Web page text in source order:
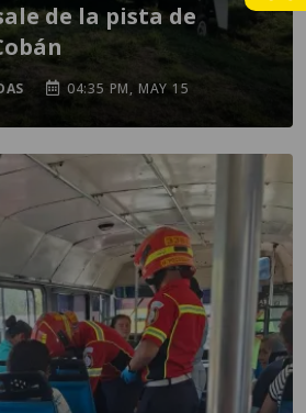
de la pista de
04:35 PM, MAY 15